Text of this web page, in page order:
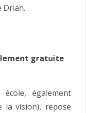
Drian.
gratuite
également
la vision), repose